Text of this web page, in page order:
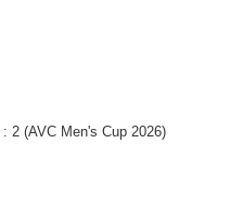
: 2 (AVC Men's Cup 2026)